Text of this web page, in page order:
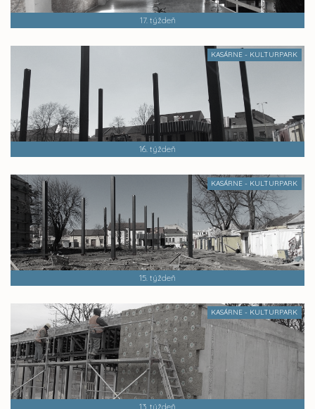
17. týždeň
KASÁRNE - KULTURPARK
16. týždeň
KASÁRNE - KULTURPARK
15. týždeň
KASÁRNE - KULTURPARK
13. týždeň